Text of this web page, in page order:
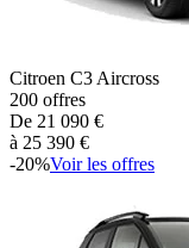
Citroen C3 Aircross
200 offres
De 21 090 €
à 25 390 €
-20%Voir les offres